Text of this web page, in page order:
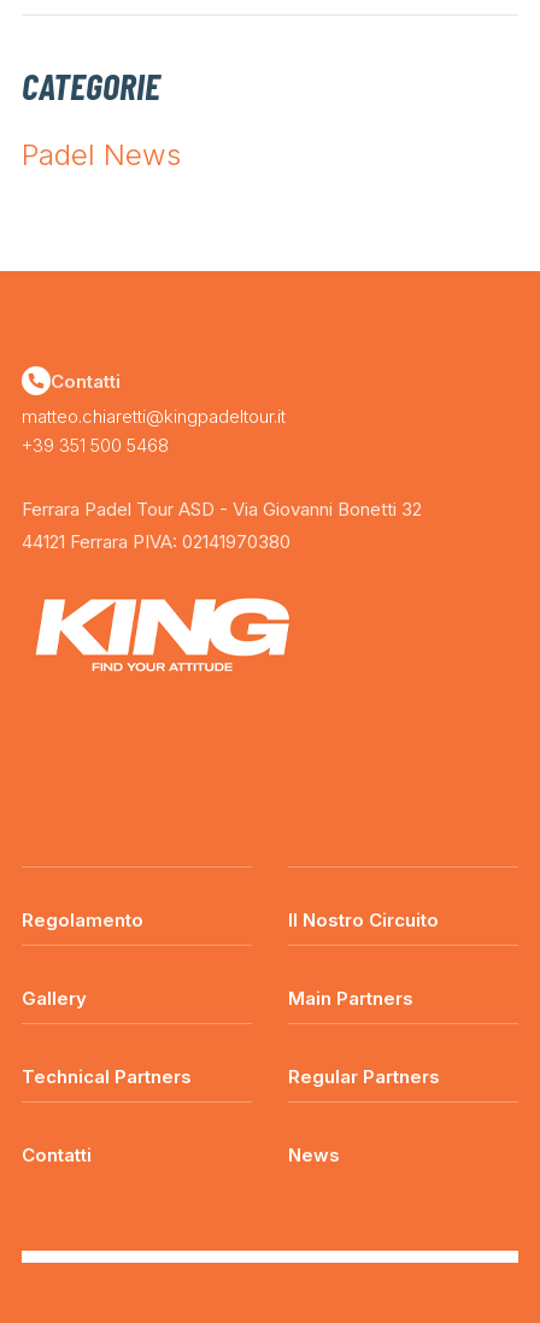
CATEGORIE
Padel News
Contatti
matteo.chiaretti@kingpadeltour.it
+39 351 500 5468
Ferrara Padel Tour ASD - Via Giovanni Bonetti 32
44121 Ferrara PIVA: 02141970380
Regolamento Il Nostro Circuito
Gallery Main Partners
Technical Partners Regular Partners
Contatti News